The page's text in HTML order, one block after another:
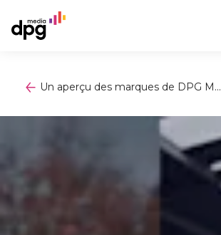
Un aperçu des marques de DPG M...